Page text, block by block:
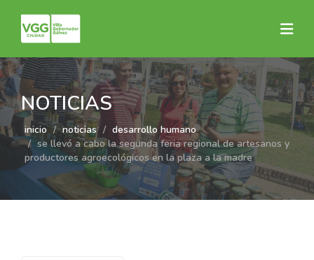
NOTICIAS
inicio noticias
desarrollo humano
se llevó a cabo la segunda feria regional de artesanos y
productores agroecológicos en la plaza a la madre